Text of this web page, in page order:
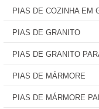
PIAS DE COZINHA EM
PIAS DE GRANITO
PIAS DE GRANITO
PIAS DE MÁRMORE
PIAS DE MÁRMORE